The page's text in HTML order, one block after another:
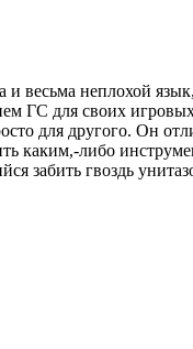
весьма неплохой
ГС для своих
для другого. Он
каким,-либо
забить гвоздь